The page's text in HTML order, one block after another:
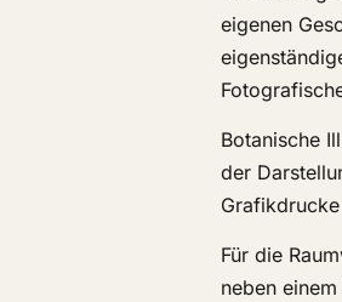
eigenen
Botanische
der
Für die
neben